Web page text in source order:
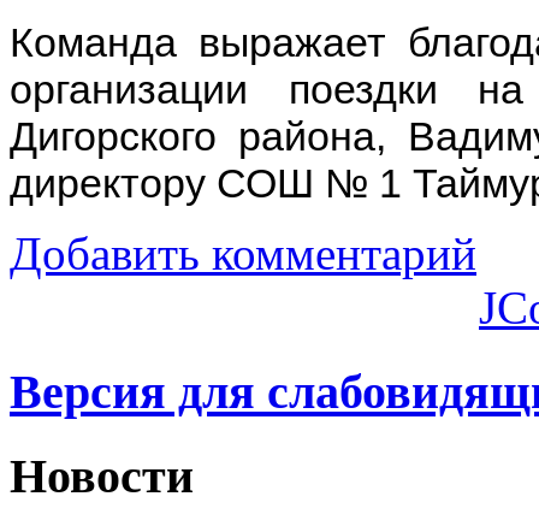
Команда выражает
организации поездки
Дигорского района,
директору СОШ № 1
Добавить комментарий
Версия для
Новости